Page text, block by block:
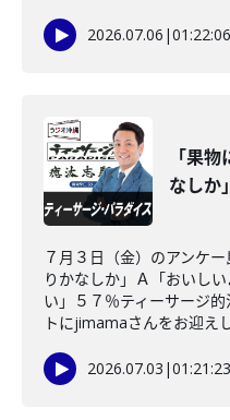
2026.07.06 |01:22:06
「果
なしか」
７月３日（金）のアンケ
りかなしか」Ａ「おいし
い」５７％ティーサージ
トにjimamaさんをお迎え
2026.07.03 |01:21:23